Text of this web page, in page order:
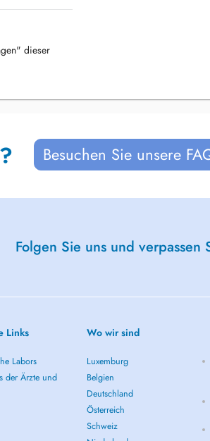
dieser
Besuchen Sie unsere
Folgen Sie uns und
Links
Labors
der Ärzte und
Wo wir sind
Luxemburg
Belgien
Deutschland
Österreich
Schweiz